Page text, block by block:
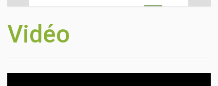
Vidéo